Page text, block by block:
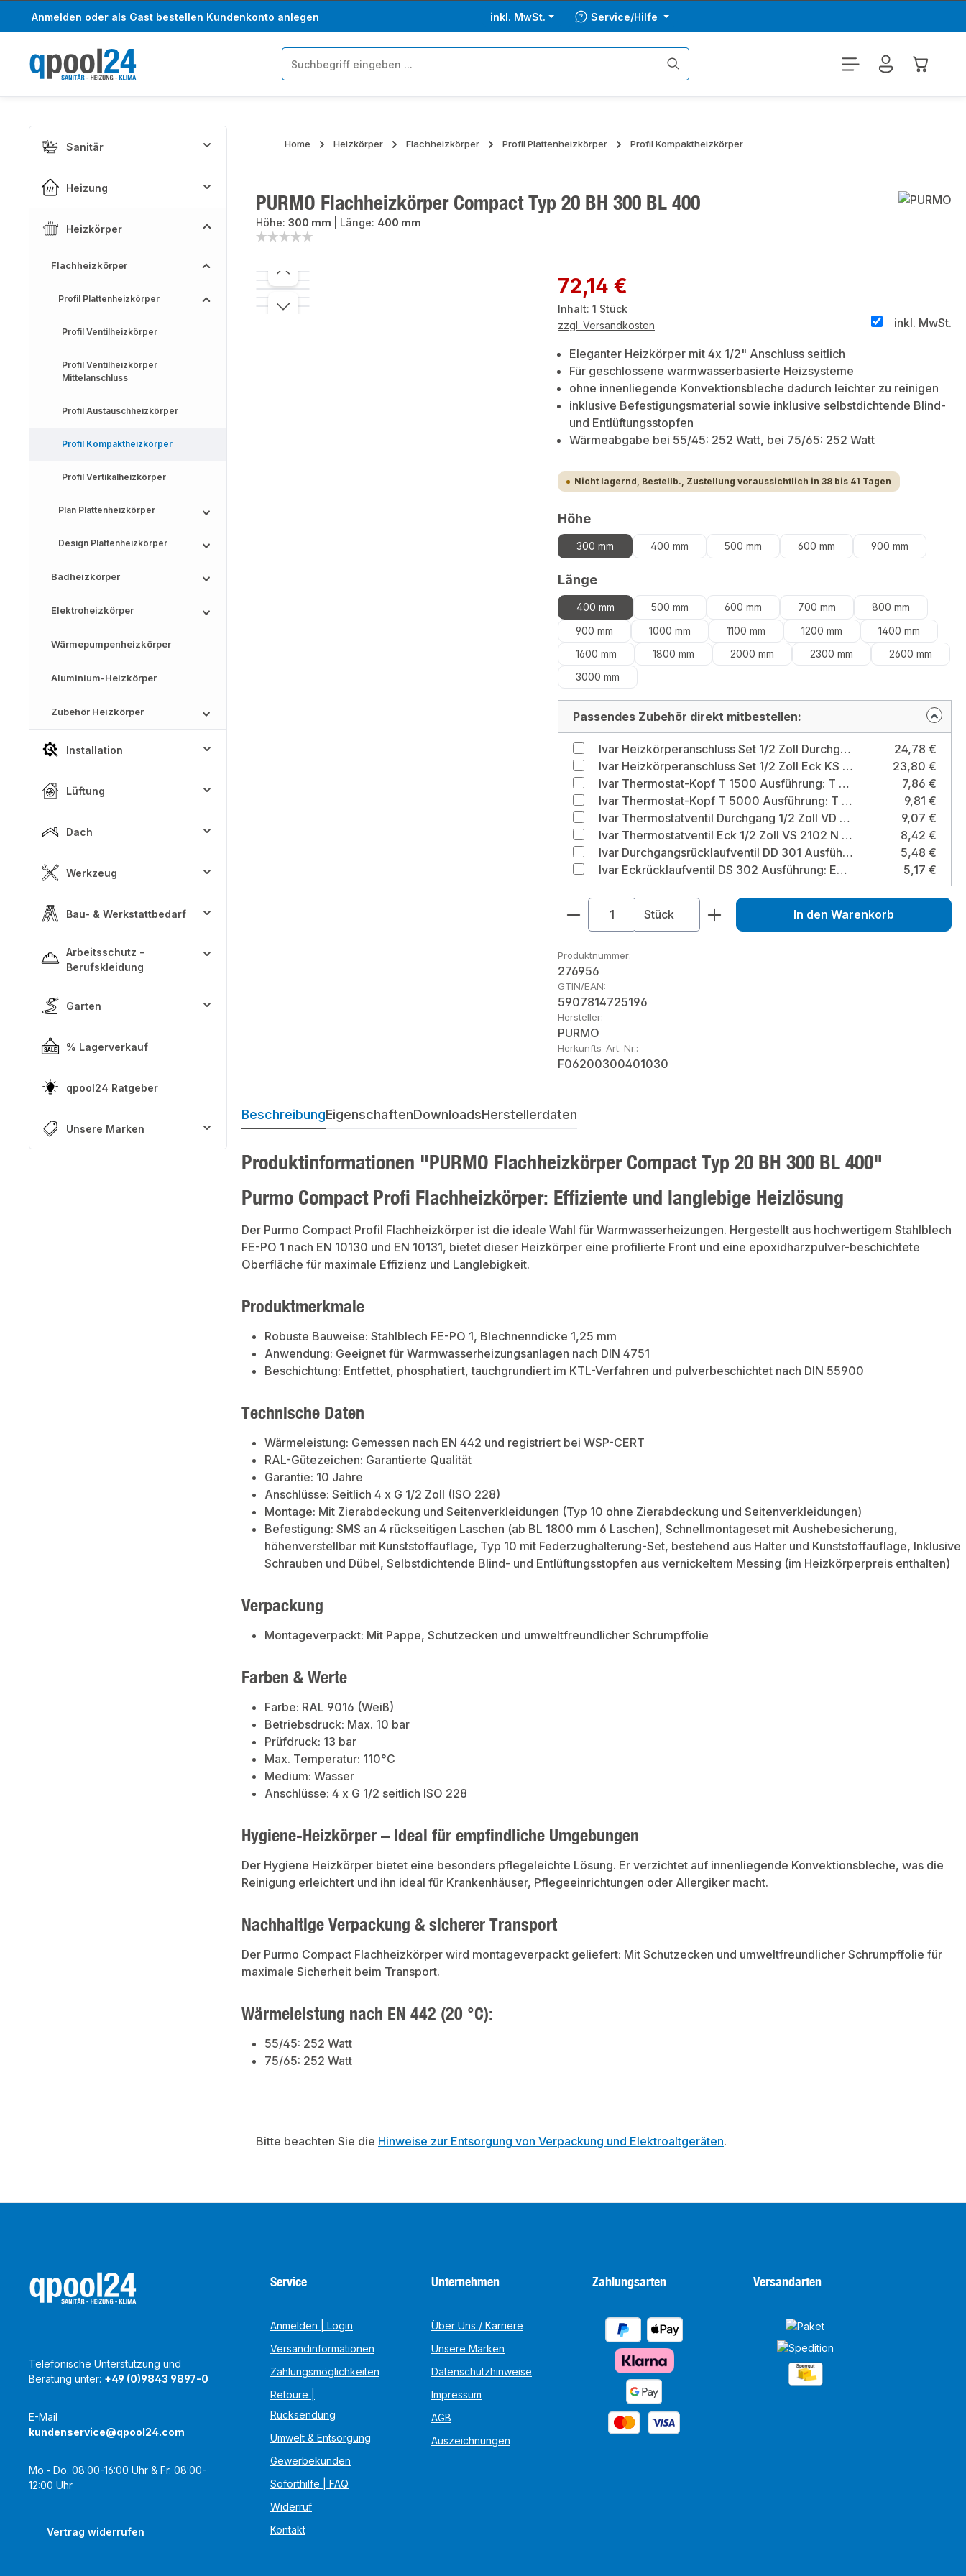
Hauptinhalt springen
Zur Suche springen
Anmelden oder als Gast bestellen Kundenkonto anlegen inkl. MwSt. Service/Hilfe
Sanitär
Heizung
Heizkörper
Flachheizkörper
Profil Plattenheizkörper
Profil Ventilheizkörper
Profil Ventilheizkörper
Mittelanschluss
Profil Austauschheizkörper
Profil Kompaktheizkörper
Profil Vertikalheizkörper
Plan Plattenheizkörper
Design Plattenheizkörper
Badheizkörper
Elektroheizkörper
Wärmepumpenheizkörper
Aluminium-Heizkörper
Zubehör Heizkörper
Installation
Lüftung
Dach
Werkzeug
Bau- & Werkstattbedarf
Arbeitsschutz -
Berufskleidung
Garten
% Lagerverkauf
qpool24 Ratgeber
Unsere Marken
Home Heizkörper Flachheizkörper Profil Plattenheizkörper Profil Kompaktheizkörper
PURMO Flachheizkörper Compact Typ 20 BH 300 BL 400
Höhe: 300 mm Länge: 400 mm
Bildergalerie überspringen Regulärer Preis:
72,14 €
Inhalt: 1 Stück
inkl. MwSt.
zzgl. Versandkosten
Eleganter Heizkörper mit 4x 1/2" Anschluss seitlich
Für geschlossene warmwasserbasierte Heizsysteme
ohne innenliegende Konvektionsbleche dadurch leichter zu reinigen
inklusive Befestigungsmaterial sowie inklusive selbstdichtende Blind-
und Entlüftungsstopfen
Wärmeabgabe bei 55/45: 252 Watt, bei 75/65: 252 Watt
Nicht lagernd, Bestellb., Zustellung voraussichtlich in 38 bis 41 Tagen
Höheauswählen
300 mm 400 mm 500 mm 600 mm 900 mm
Längeauswählen
400 mm 500 mm 600 mm 700 mm
800 mm
900 mm
1000 mm 1100 mm 1200 mm
1400 mm
1600 mm
1800 mm 2000 mm 2300 mm
2600 mm
3000 mm
Passendes Zubehör direkt mitbestellen:
Ivar Heizkörperanschluss Set 1/2 Zoll Durchgang KD 301 LN Ausführung: 1/2" Durchgangsbausatz
24,78 €
Ivar Heizkörperanschluss Set 1/2 Zoll Eck KS 302 LN Ausführung: 1/2" Eck-Bausatz
23,80 €
Ivar Thermostat-Kopf T 1500 Ausführung: T 1500
7,86 €
Ivar Thermostat-Kopf T 5000 Ausführung: T 5000
9,81 €
Ivar Thermostatventil Durchgang 1/2 Zoll VD 2101 N Ausführung: Durchgangsform
9,07 €
Ivar Thermostatventil Eck 1/2 Zoll VS 2102 N Ausführung: Eckform
8,42 €
Ivar Durchgangsrücklaufventil DD 301 Ausführung: Durchgangsrücklaufventil
5,48 €
Ivar Eckrücklaufventil DS 302 Ausführung: Eckrücklaufventil
5,17 €
Produkt Anzahl: Gib den gewünschten Wert
Stück In den Warenkorb
Produktnummer:
276956
GTIN/EAN:
5907814725196
Hersteller:
PURMO
Herkunfts-Art. Nr.:
F06200300401030
BeschreibungEigenschaftenDownloadsHerstellerdaten
Produktinformationen "PURMO Flachheizkörper Compact Typ 20 BH 300 BL 400"
Purmo Compact Profi Flachheizkörper: Effiziente und langlebige Heizlösung
Der Purmo Compact Profil Flachheizkörper ist die ideale Wahl für Warmwasserheizungen. Hergestellt aus hochwertigem Stahlblech
FE-PO 1 nach EN 10130 und EN 10131, bietet dieser Heizkörper eine profilierte Front und eine epoxidharzpulver-beschichtete
Oberfläche für maximale Effizienz und Langlebigkeit.
Produktmerkmale
Robuste Bauweise: Stahlblech FE-PO 1, Blechnenndicke 1,25 mm
Anwendung: Geeignet für Warmwasserheizungsanlagen nach DIN 4751
Beschichtung: Entfettet, phosphatiert, tauchgrundiert im KTL-Verfahren und pulverbeschichtet nach DIN 55900
Technische Daten
Wärmeleistung: Gemessen nach EN 442 und registriert bei WSP-CERT
RAL-Gütezeichen: Garantierte Qualität
Garantie: 10 Jahre
Anschlüsse: Seitlich 4 x G 1/2 Zoll (ISO 228)
Montage: Mit Zierabdeckung und Seitenverkleidungen (Typ 10 ohne Zierabdeckung und Seitenverkleidungen)
Befestigung: SMS an 4 rückseitigen Laschen (ab BL 1800 mm 6 Laschen), Schnellmontageset mit Aushebesicherung,
höhenverstellbar mit Kunststoffauflage, Typ 10 mit Federzughalterung-Set, bestehend aus Halter und Kunststoffauflage, Inklusive
Schrauben und Dübel, Selbstdichtende Blind- und Entlüftungsstopfen aus vernickeltem Messing (im Heizkörperpreis enthalten)
Verpackung
Montageverpackt: Mit Pappe, Schutzecken und umweltfreundlicher Schrumpffolie
Farben & Werte
Farbe: RAL 9016 (Weiß)
Betriebsdruck: Max. 10 bar
Prüfdruck: 13 bar
Max. Temperatur: 110°C
Medium: Wasser
Anschlüsse: 4 x G 1/2 seitlich ISO 228
Hygiene-Heizkörper – Ideal für empfindliche Umgebungen
Der Hygiene Heizkörper bietet eine besonders pflegeleichte Lösung. Er verzichtet auf innenliegende Konvektionsbleche, was die
Reinigung erleichtert und ihn ideal für Krankenhäuser, Pflegeeinrichtungen oder Allergiker macht.
Nachhaltige Verpackung & sicherer Transport
Der Purmo Compact Flachheizkörper wird montageverpackt geliefert: Mit Schutzecken und umweltfreundlicher Schrumpffolie für
maximale Sicherheit beim Transport.
Wärmeleistung nach EN 442 (20 °C):
55/45: 252 Watt
75/65: 252 Watt
Bitte beachten Sie die Hinweise zur Entsorgung von Verpackung und Elektroaltgeräten.
Telefonische Unterstützung und
Beratung unter: +49 (0)9843 9897-0
E-Mail
kundenservice@qpool24.com
Mo.- Do. 08:00-16:00 Uhr & Fr. 08:00-
12:00 Uhr
Vertrag widerrufen
Service
Anmelden | Login
Versandinformationen
Zahlungsmöglichkeiten
Retoure |
Rücksendung
Umwelt & Entsorgung
Gewerbekunden
Soforthilfe | FAQ
Widerruf
Kontakt
Unternehmen
Über Uns / Karriere
Unsere Marken
Datenschutzhinweise
Impressum
AGB
Auszeichnungen
Zahlungsarten Versandarten